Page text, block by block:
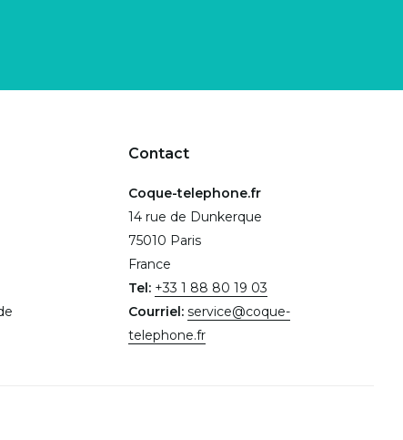
Contact
Coque-telephone.fr
14 rue de Dunkerque
75010 Paris
France
Tel: +33 1 88 80 19 03
Courriel: service@coque-
telephone.fr